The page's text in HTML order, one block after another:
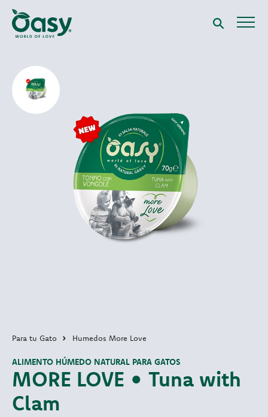
Para tu Gato Humedos More Love
MORE LOVE • Tuna with
Clam
ALIMENTO HÚMEDO NATURAL PARA GATOS